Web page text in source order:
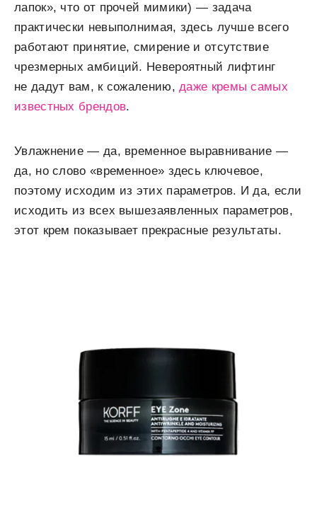
лапок», что от прочей мимики) — задача
практически невыполнимая, здесь лучше всего
работают принятие, смирение и отсутствие
чрезмерных амбиций. Невероятный лифтинг
не дадут вам, к сожалению,даже кремы самых
известных брендов.
Увлажнение — да, временное выравнивание —
да, но слово «временное» здесь ключевое,
поэтому исходим из этих параметров. И да, если
исходить из всех вышезаявленных параметров,
этот крем показывает прекрасные результаты.